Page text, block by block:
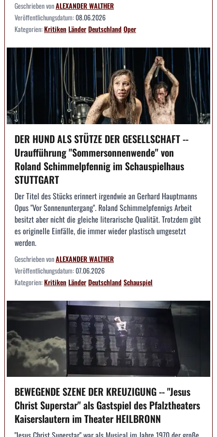
Geschrieben vonALEXANDER WALTHER
Veröffentlichungsdatum:08.06.2026
Kategorien:KritikenLänderDeutschlandOper
DER HUND ALS STÜTZE DER GESELLSCHAFT --
Uraufführung "Sommersonnenwende" von
Roland Schimmelpfennig im Schauspielhaus
STUTTGART
Der Titel des Stücks erinnert irgendwie an Gerhard Hauptmanns
Opus "Vor Sonnenuntergang". Roland Schimmelpfennigs Arbeit
besitzt aber nicht die gleiche literarische Qualität. Trotzdem gibt
es originelle Einfälle, die immer wieder plastisch umgesetzt
werden.
Geschrieben vonALEXANDER WALTHER
Veröffentlichungsdatum:07.06.2026
Kategorien:KritikenLänderDeutschlandSchauspiel
BEWEGENDE SZENE DER KREUZIGUNG -- "Jesus
Christ Superstar" als Gastspiel des Pfalztheaters
Kaiserslautern im Theater HEILBRONN